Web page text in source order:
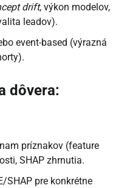
drift, výkon modelov,
leadov).
event-based (výrazná
dôvera:
príznakov (feature
SHAP zhrnutia.
SHAP pre konkrétne